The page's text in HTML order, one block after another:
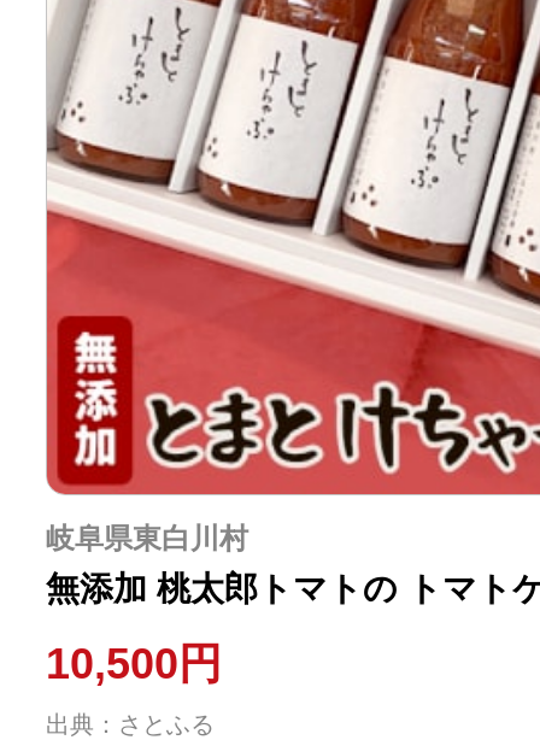
岐阜県東白川村
無添加 桃太郎トマトの トマト
10,500円
出典：さとふる